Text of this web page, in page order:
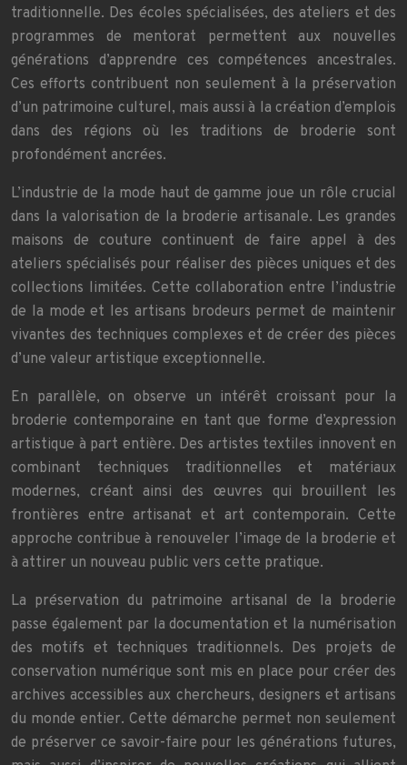
traditionnelle. Des écoles spécialisées, des ateliers et des
programmes de mentorat permettent aux nouvelles
générations d’apprendre ces compétences ancestrales.
Ces efforts contribuent non seulement à la préservation
d’un patrimoine culturel, mais aussi à la création d’emplois
dans des régions où les traditions de broderie sont
profondément ancrées.
L’industrie de la mode haut de gamme joue un rôle crucial
dans la valorisation de la broderie artisanale. Les grandes
maisons de couture continuent de faire appel à des
ateliers spécialisés pour réaliser des pièces uniques et des
collections limitées. Cette collaboration entre l’industrie
de la mode et les artisans brodeurs permet de maintenir
vivantes des techniques complexes et de créer des pièces
d’une valeur artistique exceptionnelle.
En parallèle, on observe un intérêt croissant pour la
broderie contemporaine en tant que forme d’expression
artistique à part entière. Des artistes textiles innovent en
combinant techniques traditionnelles et matériaux
modernes, créant ainsi des œuvres qui brouillent les
frontières entre artisanat et art contemporain. Cette
approche contribue à renouveler l’image de la broderie et
à attirer un nouveau public vers cette pratique.
La préservation du patrimoine artisanal de la broderie
passe également par la documentation et la numérisation
des motifs et techniques traditionnels. Des projets de
conservation numérique sont mis en place pour créer des
archives accessibles aux chercheurs, designers et artisans
du monde entier. Cette démarche permet non seulement
de préserver ce savoir-faire pour les générations futures,